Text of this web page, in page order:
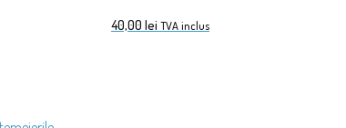
40,00 leiTVA inclus